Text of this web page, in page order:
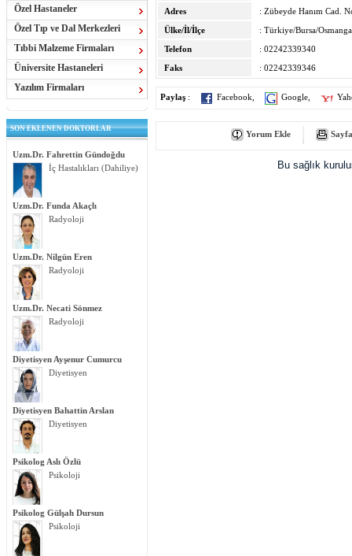
Özel Hastaneler
Özel Tıp ve Dal Merkezleri
Tıbbi Malzeme Firmaları
Üniversite Hastaneleri
Yazılım Firmaları
SON EKLENEN DOKTORLAR
Uzm.Dr. Fahrettin Gündoğdu
İç Hastalıkları (Dahiliye)
Uzm.Dr. Funda Akaçlı
Radyoloji
Uzm.Dr. Nilgün Eren
Radyoloji
Uzm.Dr. Necati Sönmez
Radyoloji
Diyetisyen Ayşenur Cumurcu
Diyetisyen
Diyetisyen Bahattin Arslan
Diyetisyen
Psikolog Aslı Özlü
Psikoloji
Psikolog Gülşah Dursun
Psikoloji
Adres
: Zübeyde Hanım Cad.
Ülke/İl/İlçe
: Türkiye/Bursa/
Telefon
: 02242339340
Faks
: 02242339346
Paylaş : Facebook Google
Yorum Ekle
Bu sağlık